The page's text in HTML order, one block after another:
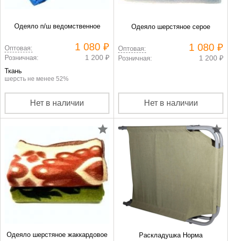
Одеяло п/ш ведомственное
Оптовая: 1 080 ₽
Розничная: 1 200 ₽
Ткань
шерсть не менее 52%
Нет в наличии
Одеяло шерстяное серое
Оптовая: 1 080 ₽
Розничная: 1 200 ₽
Нет в наличии
Одеяло шерстяное жаккардовое Раскладушка Норма